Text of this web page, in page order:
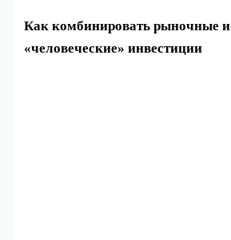
Как комбинировать рыночные и
«человеческие» инвестиции